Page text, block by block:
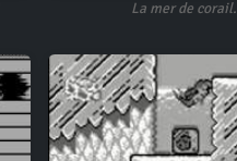
La mer de corail.